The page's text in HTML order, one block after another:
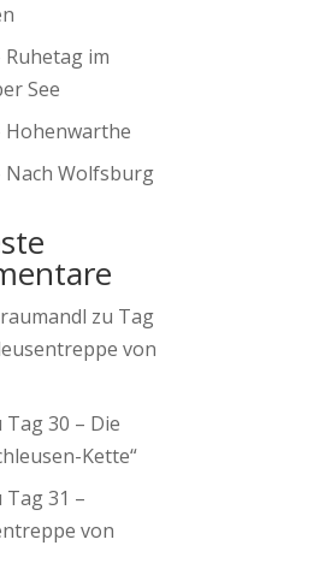
Ruhetag im
See
Hohenwarthe
Nach Wolfsburg
zu Tag
von
Tag 30 – Die
Kette“
Tag 31 –
von